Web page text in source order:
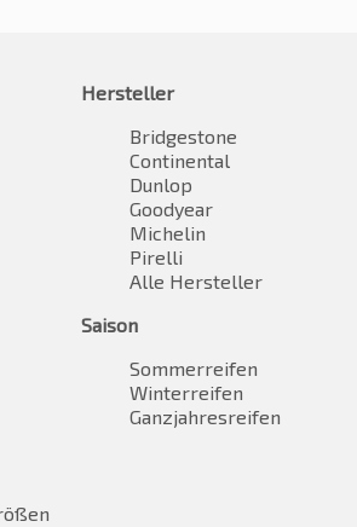
Hersteller
Bridgestone
Continental
Dunlop
Goodyear
Michelin
Pirelli
Alle Hersteller
Saison
Sommerreifen
Winterreifen
Ganzjahresreifen